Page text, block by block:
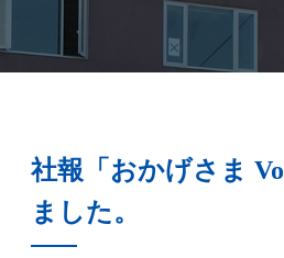
社報「おかげさま
ました。